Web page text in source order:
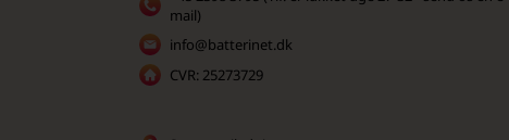
mail)
info@batterinet.dk
CVR: 25273729